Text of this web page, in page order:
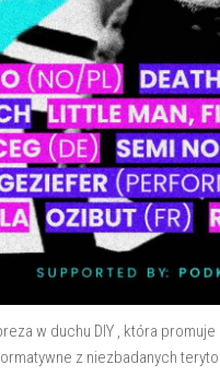
w duchu DIY , która
z niezbadanych